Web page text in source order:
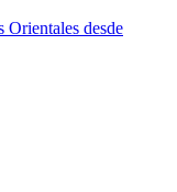
Orientales desde